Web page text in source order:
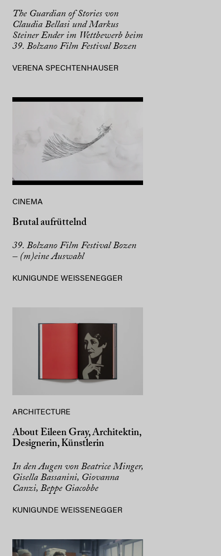
The Guardian of Stories von
Claudia Bellasi und Markus
Steiner Ender im Wettbewerb beim
39. Bolzano Film Festival Bozen
VERENA SPECHTENHAUSER
CINEMA
Brutal aufrüttelnd
39. Bolzano Film Festival Bozen
– (m)eine Auswahl
KUNIGUNDE WEISSENEGGER
ARCHITECTURE
About Eileen Gray, Architektin,
Designerin, Künstlerin
In den Augen von Beatrice Minger,
Gisella Bassanini, Giovanna
Canzi, Beppe Giacobbe
KUNIGUNDE WEISSENEGGER